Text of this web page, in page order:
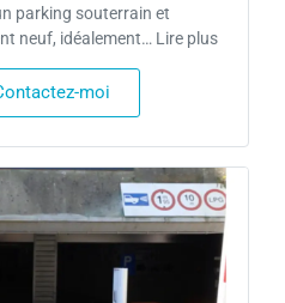
parking souterrain et
neuf, idéalement… Lire plus
moi